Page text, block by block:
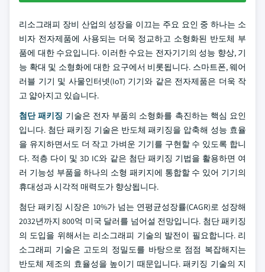
리소그래피 장비 산업의 성장을 이끄는 주요 요인 중 하나는 소
비자 전자제품에 사용되는 더욱 정교하고 소형화된 반도체 부
품에 대한 수요입니다. 이러한 수요는 전자기기의 성능 향상, 기
능 확대 및 소형화에 대한 요구에서 비롯됩니다. 스마트폰, 웨어
러블 기기 및 사물인터넷(IoT) 기기와 같은 전자제품은 더욱 작
고 얇아지고 있습니다.
첨단 패키징 기술은 전자 부품의 소형화를 촉진하는 핵심 요인
입니다. 첨단 패키징 기술은 반도체 패키징을 압축해 성능 효율
을 유지하면서도 더 작고 가벼운 기기를 구현할 수 있도록 합니
다. 적층 다이 및 3D IC와 같은 첨단 패키징 기법을 활용하면 여
러 기능성 부품을 하나의 소형 패키지에 통합할 수 있어 기기의
휴대성과 시각적 매력도가 향상됩니다.
첨단 패키징 시장은 10%가 넘는 연평균성장률(CAGR)로 성장해
2032년까지 800억 미국 달러를 넘어설 전망입니다. 첨단 패키징
의 도입을 위해서는 리소그래피 기술의 발전이 필요합니다. 리
소그래피 기술은 고도의 정밀도를 바탕으로 점점 복잡해지는
반도체 제조의 효율성을 높이기 때문입니다. 패키징 기술의 지